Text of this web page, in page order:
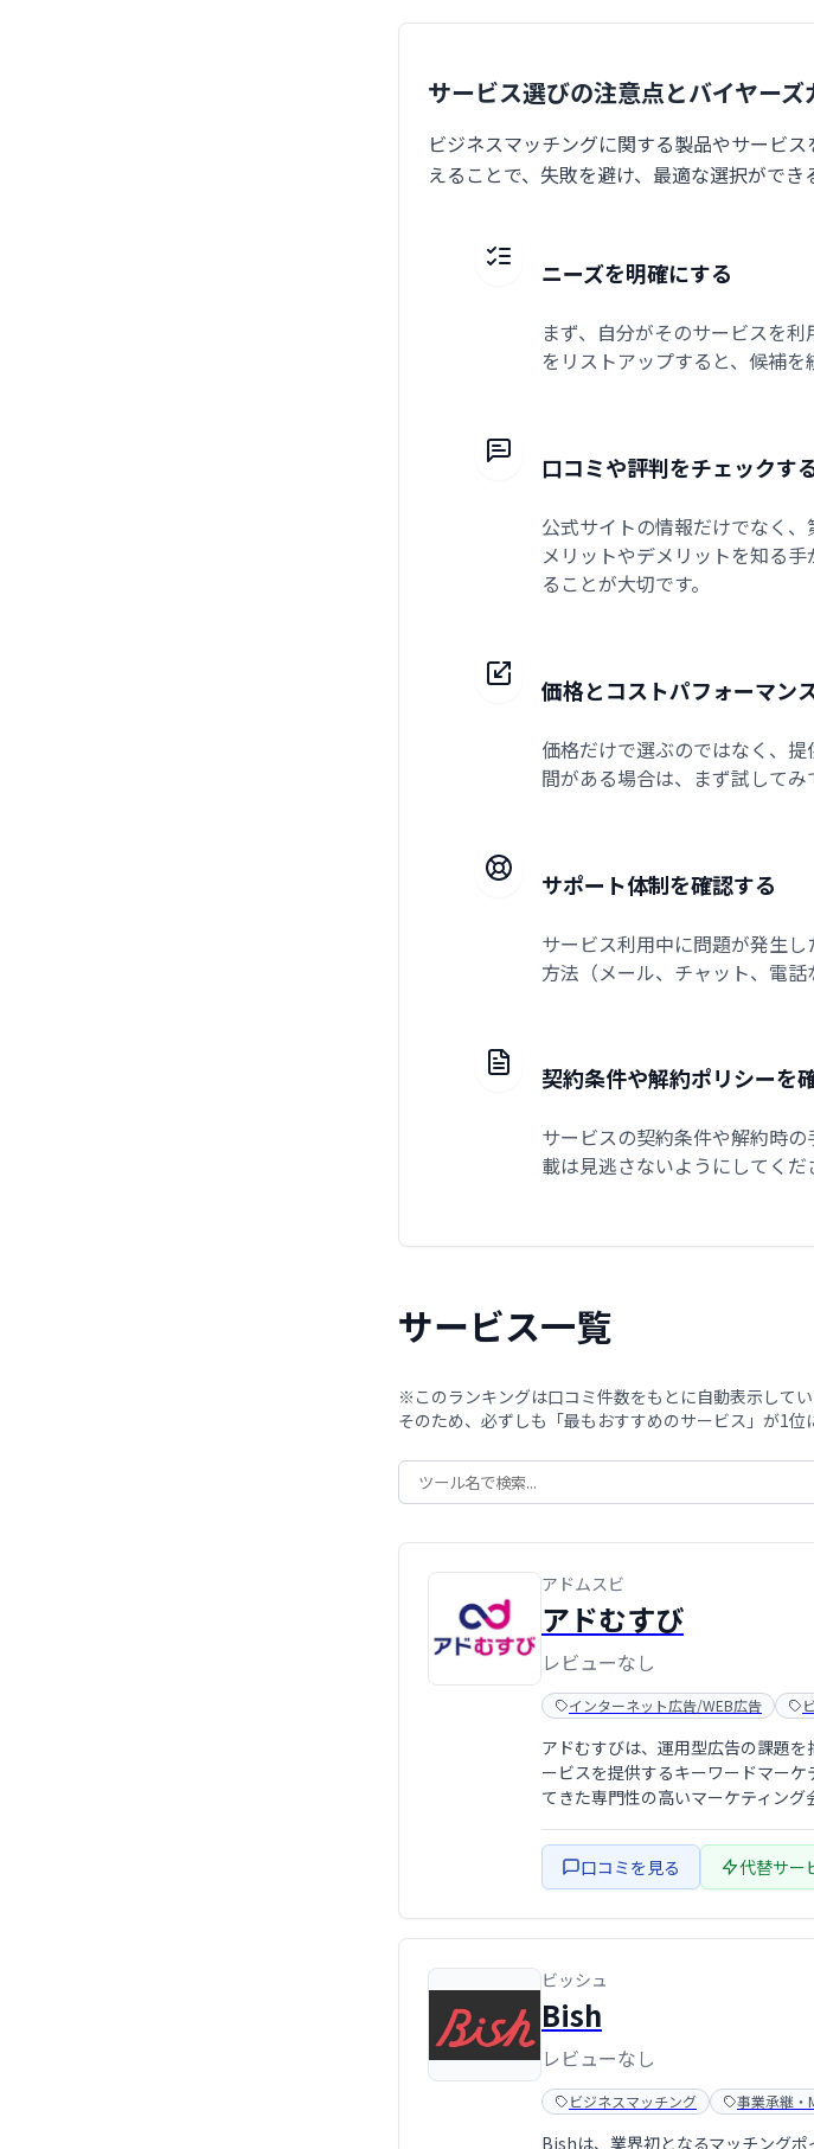
サービス選びの注意点とバイヤーズ
ビジネスマッチングに関する製品やサービ
えることで、失敗を避け、最適な選択ができ
ニーズを明確にする
まず、自分がそのサービスを
をリストアップすると、候補を
口コミや評判をチェックす
公式サイトの情報だけでなく
メリットやデメリットを知る
ることが大切です。
価格とコストパフォーマン
価格だけで選ぶのではなく、
間がある場合は、まず試してみ
サポート体制を確認する
サービス利用中に問題が発生
方法（メール、チャット、電話
契約条件や解約ポリシーを
サービスの契約条件や解約時
載は見逃さないようにしてくだ
サービス一覧
※このランキングは口コミ件数をもとに自動表示してい
そのため、必ずしも「最もおすすめのサービス」が1位
アドムスビ
アドむすび
レビューなし
インターネット広告/WEB広告
アドむすびは、運用型広告の課題
ービスを提供するキーワードマー
てきた専門性の高いマーケティング
口コミを見る 代替サー
ビッシュ
Bish
レビューなし
ビジネスマッチング 事業承継・
Bishは、業界初となるマッチング